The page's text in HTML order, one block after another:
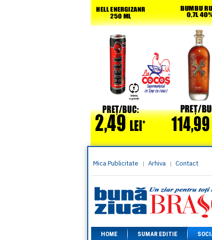
Mica Publicitate | Arhiva | Contact
HOME SUMAR EDITIE